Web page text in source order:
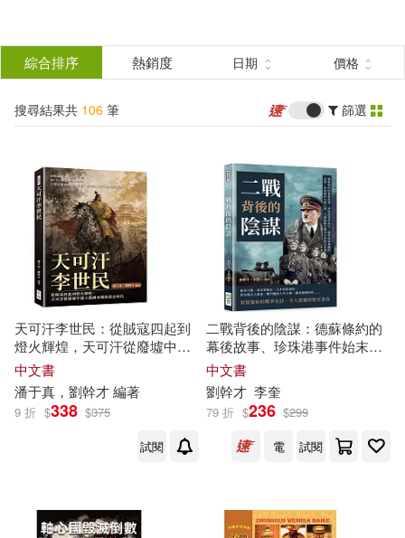
結
分類 (單選)
所有商品(106) 圖書(71)
電子書(35)
作者 (可複選)
劉幹才(52) 李奎(46)
劉干才(43)
劉幹才（編著）(4) 潘于真(3)
劉干才（主編）(2)
展開
出版社 (可複選)
綜合排序 熱銷度 日期 價格
搜尋結果共 106 筆 篩選
天可汗李世民：從賊寇四起到
燈火輝煌，天可汗從廢墟中建
立萬國來朝的黃金時代
中文書
潘于真， 劉幹才編著
9 折 $338 $375
試閱
二戰背後的陰謀：德蘇條約的
幕後故事、珍珠港事件始末、
德軍迷途飛機的命運、希特勒
的未解之謎，12個隱藏在戰爭
中的歷史真相
中文書
劉幹才 李奎
79 折 $236 $299
電
試閱